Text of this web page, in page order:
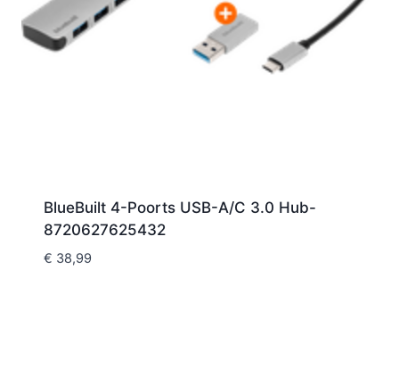
BlueBuilt 4-Poorts USB-A/C 3.0 Hub-
8720627625432
€ 38,99